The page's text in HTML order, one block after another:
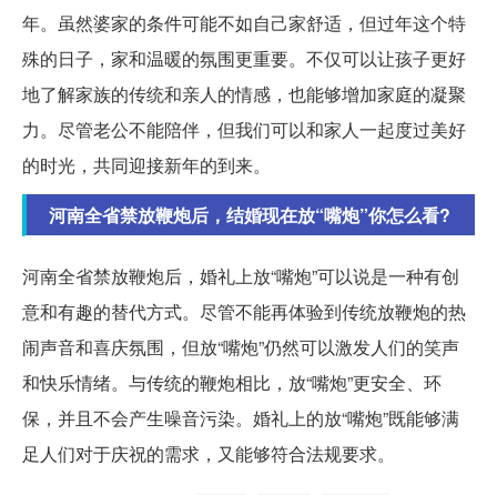
年。虽然婆家的条件可能不如自己家舒适，但过年这个特
殊的日子，家和温暖的氛围更重要。不仅可以让孩子更好
地了解家族的传统和亲人的情感，也能够增加家庭的凝聚
力。尽管老公不能陪伴，但我们可以和家人一起度过美好
的时光，共同迎接新年的到来。
河南全省禁放鞭炮后，结婚现在放“嘴炮”你怎么看?
河南全省禁放鞭炮后，婚礼上放“嘴炮”可以说是一种有创
意和有趣的替代方式。尽管不能再体验到传统放鞭炮的热
闹声音和喜庆氛围，但放“嘴炮”仍然可以激发人们的笑声
和快乐情绪。与传统的鞭炮相比，放“嘴炮”更安全、环
保，并且不会产生噪音污染。婚礼上的放“嘴炮”既能够满
足人们对于庆祝的需求，又能够符合法规要求。